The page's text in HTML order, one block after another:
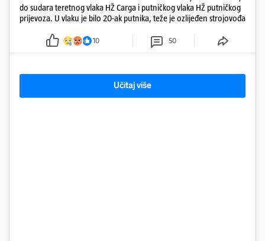
do sudara teretnog vlaka HŽ Carga i putničkog vlaka HŽ putničkog
prijevoza. U vlaku je bilo 20-ak putnika, teže je ozlijeđen strojovođa
10 50
Učitaj više